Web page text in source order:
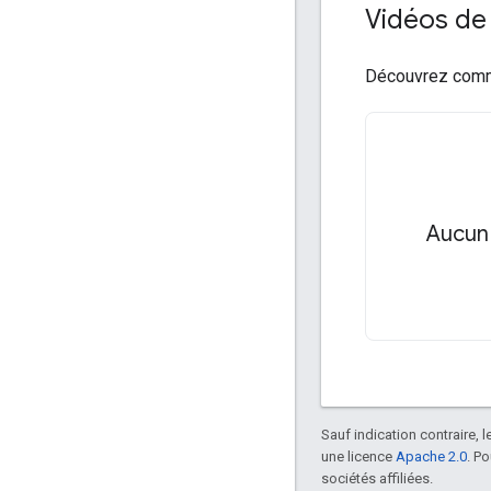
Vidéos de
Découvrez
Sauf indication contraire,
une licence Apache 2.0 .
sociétés affiliées.